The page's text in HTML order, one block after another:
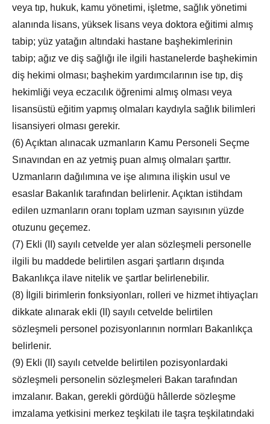
veya tıp, hukuk, kamu yönetimi, işletme, sağlık yönetimi
alanında lisans, yüksek lisans veya doktora eğitimi almış
tabip; yüz yatağın altındaki hastane başhekimlerinin
tabip; ağız ve diş sağlığı ile ilgili hastanelerde başhekimin
diş hekimi olması; başhekim yardımcılarının ise tıp, diş
hekimliği veya eczacılık öğrenimi almış olması veya
lisansüstü eğitim yapmış olmaları kaydıyla sağlık bilimleri
lisansiyeri olması gerekir.
(6) Açıktan alınacak uzmanların Kamu Personeli Seçme
Sınavından en az yetmiş puan almış olmaları şarttır.
Uzmanların dağılımına ve işe alımına ilişkin usul ve
esaslar Bakanlık tarafından belirlenir. Açıktan istihdam
edilen uzmanların oranı toplam uzman sayısının yüzde
otuzunu geçemez.
(7) Ekli (II) sayılı cetvelde yer alan sözleşmeli personelle
ilgili bu maddede belirtilen asgari şartların dışında
Bakanlıkça ilave nitelik ve şartlar belirlenebilir.
(8) İlgili birimlerin fonksiyonları, rolleri ve hizmet ihtiyaçları
dikkate alınarak ekli (II) sayılı cetvelde belirtilen
sözleşmeli personel pozisyonlarının normları Bakanlıkça
belirlenir.
(9) Ekli (II) sayılı cetvelde belirtilen pozisyonlardaki
sözleşmeli personelin sözleşmeleri Bakan tarafından
imzalanır. Bakan, gerekli gördüğü hâllerde sözleşme
imzalama yetkisini merkez teşkilatı ile taşra teşkilatındaki